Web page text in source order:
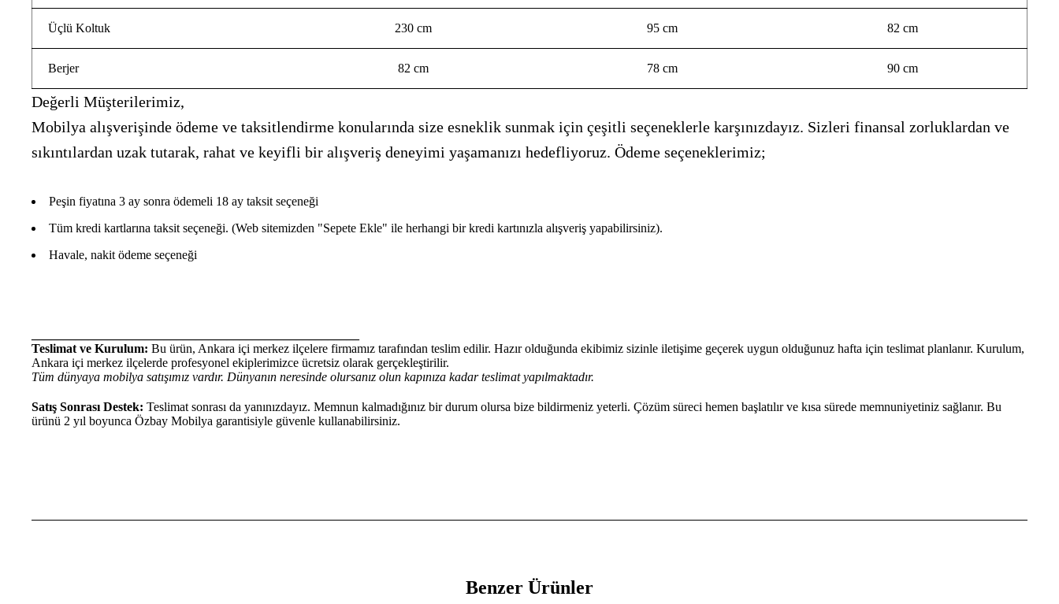
Üçlü Koltuk 230 cm 95 cm 82 cm
Berjer 82 cm 78 cm 90 cm
Değerli Müşterilerimiz,
Mobilya alışverişinde ödeme ve taksitlendirme konularında size esneklik sunmak için çeşitli seçeneklerle karşınızdayız. Sizleri finansal zorluklardan ve
sıkıntılardan uzak tutarak, rahat ve keyifli bir alışveriş deneyimi yaşamanızı hedefliyoruz. Ödeme seçeneklerimiz;
Peşin fiyatına 3 ay sonra ödemeli 18 ay taksit seçeneği
Tüm kredi kartlarına taksit seçeneği. (Web sitemizden "Sepete Ekle" ile herhangi bir kredi kartınızla alışveriş yapabilirsiniz).
Havale, nakit ödeme seçeneği
Teslimat ve Kurulum: Bu ürün, Ankara içi merkez ilçelere firmamız tarafından teslim edilir. Hazır olduğunda ekibimiz sizinle iletişime geçerek uygun olduğunuz hafta için teslimat planlanır. Kurulum,
Ankara içi merkez ilçelerde profesyonel ekiplerimizce ücretsiz olarak gerçekleştirilir.
Tüm dünyaya mobilya satışımız vardır. Dünyanın neresinde olursanız olun kapınıza kadar teslimat yapılmaktadır.
Satış Sonrası Destek: Teslimat sonrası da yanınızdayız. Memnun kalmadığınız bir durum olursa bize bildirmeniz yeterli. Çözüm süreci hemen başlatılır ve kısa sürede memnuniyetiniz sağlanır. Bu
ürünü 2 yıl boyunca Özbay Mobilya garantisiyle güvenle kullanabilirsiniz.
Benzer Ürünler